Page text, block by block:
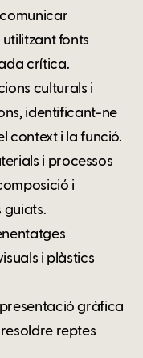
fonts
crítica.
culturals i
identificant-ne
context i la funció.
i processos
i
guiats.
i plàstics
gràfica
reptes